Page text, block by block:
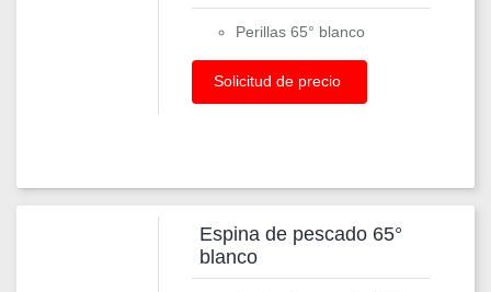
Perillas 65° blanco
Solicitud de precio
Espina de pescado 65°
blanco